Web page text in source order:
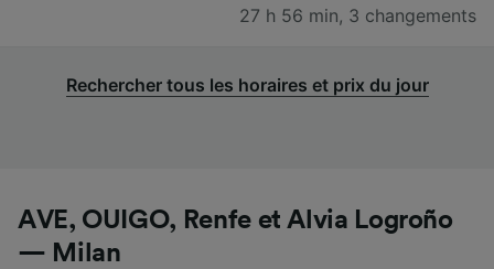
27 h 56 min, 3 changements
Rechercher tous les horaires et prix du jour
AVE, OUIGO, Renfe et Alvia Logroño
— Milan